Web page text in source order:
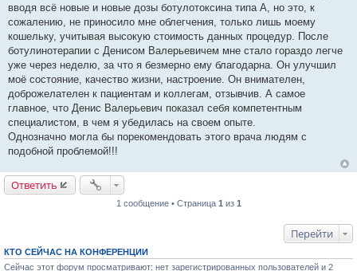
вводя всё новые и новые дозы ботулотоксина типа А, но это, к
сожалению, не приносило мне облегчения, только лишь моему
кошельку, учитывая высокую стоимость данных процедур. После
ботулинотерапии с Денисом Валерьевичем мне стало гораздо легче
уже через неделю, за что я безмерно ему благодарна. Он улучшил
моё состояние, качество жизни, настроение. Он внимателен,
доброжелателен к пациентам и коллегам, отзывчив. А самое
главное, что Денис Валерьевич показал себя компетентным
специалистом, в чем я убедилась на своем опыте.
Однозначно могла бы порекомендовать этого врача людям с
подобной проблемой!!!
Ответить
1 сообщение • Страница 1 из 1
Перейти
КТО СЕЙЧАС НА КОНФЕРЕНЦИИ
Сейчас этот форум просматривают: нет зарегистрированных пользователей и 2